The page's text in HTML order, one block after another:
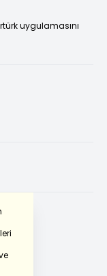
uygulamasını